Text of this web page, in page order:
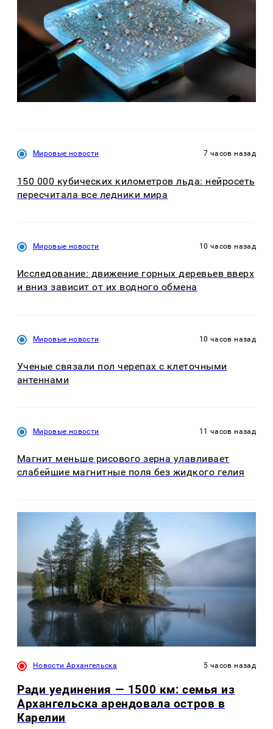
Мировые новости 7 часов назад
150 000 кубических километров льда: нейросеть
пересчитала все ледники мира
Мировые новости 10 часов назад
Исследование: движение горных деревьев вверх
и вниз зависит от их водного обмена
Мировые новости 10 часов назад
Ученые связали пол черепах с клеточными
антеннами
Мировые новости 11 часов назад
Магнит меньше рисового зерна улавливает
слабейшие магнитные поля без жидкого гелия
Новости Архангельска 5 часов назад
Ради уединения — 1500 км: семья из
Архангельска арендовала остров в
Карелии